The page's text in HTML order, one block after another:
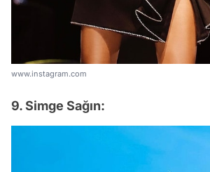
www.instagram.com
9. Simge Sağın: